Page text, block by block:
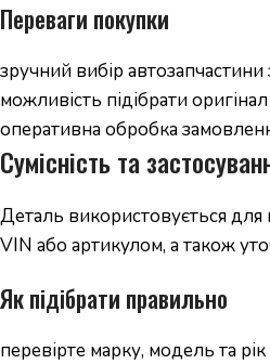
Переваги покупки
зручний вибір автозапчастини
можливість підібрати
оперативна обробка
Сумісність та
Деталь використовується для
VIN або артикулом, а також
Як підібрати правильно
перевірте марку, модель та